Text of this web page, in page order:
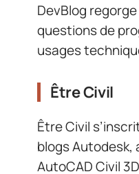
DevBlog
questions de
usages
Être Civil
Être Civil
blogs Autodesk,
AutoCAD Civil